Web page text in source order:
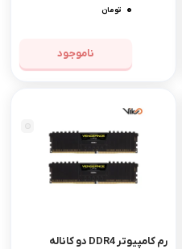
0 تومان
ناموجود
رم کامپیوتر DDR4 دو کاناله